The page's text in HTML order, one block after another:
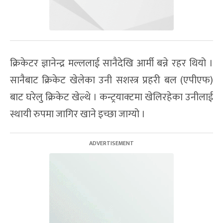
क्रिकेटर ज्ञानेन्द्र मल्ललाई सानैदेखि आर्मी बन्ने रहर थियो ।
सानैबाट क्रिकेट खेलेका उनी सशस्त्र प्रहरी बल (एपीएफ)
बाट घरेलु क्रिकेट खेल्थे । कन्ट्रयाक्टमा खेलिरहेका उनीलाई
स्थायी रुपमा जागिर खाने इच्छा जाग्यो ।